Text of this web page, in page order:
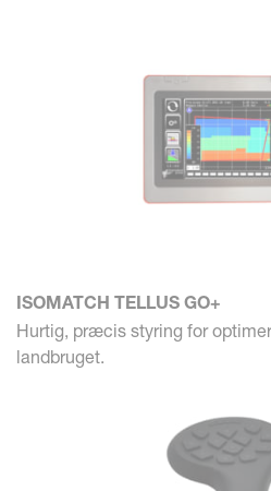
ISOMATCH TELLUS GO+
Hurtig, præcis styring for
landbruget.